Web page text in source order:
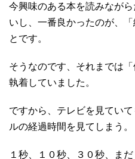
今興味のある本を読みなが
いし、一番良かったのが、
とです。
そうなのです、それまでは
執着していました。
ですから、テレビを見てい
ルの経過時間を見てしまう。
１秒、１０秒、３０秒、まだ